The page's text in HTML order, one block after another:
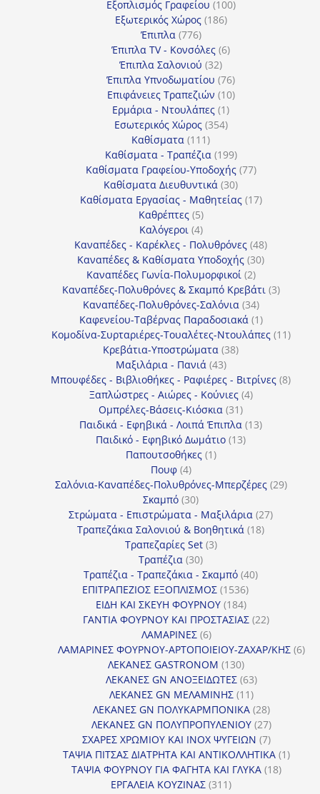
προϊόντα
Εξοπλισμός Γραφείου 100100
Εξωτερικός Χώρος 186186
Έπιπλα 776776
προϊόντα
Έπιπλα TV - Κονσόλες 66
Έπιπλα Σαλονιού 3232
προϊόντα
Έπιπλα Υπνοδωματίου 7676
προϊόντα
Επιφάνειες Τραπεζιών 1010
Ερμάρια - Ντουλάπες 11
προϊόν
Εσωτερικός Χώρος 354354
Καθίσματα 111111
προϊόντα
Καθίσματα - Τραπέζια 199199
προϊόντα
Καθίσματα Γραφείου-Υποδοχής 7777
Καθίσματα Διευθυντικά 3030
προϊόντα
Καθίσματα Εργασίας - Μαθητείας 1717
Καθρέπτες 55
προϊόντα
Καλόγεροι 44
προϊόντα
Καναπέδες - Καρέκλες - Πολυθρόνες 4848
προϊόντα
Καναπέδες & Καθίσματα Υποδοχής 3030
Καναπέδες Γωνία-Πολυμορφικοί 22
προϊόντα
Καναπέδες-Πολυθρόνες & Σκαμπό Κρεβάτι 33
Καναπέδες-Πολυθρόνες-Σαλόνια 3434
προϊόντα
Καφενείου-Ταβέρνας Παραδοσιακά 11
προϊόν
Κομοδίνα-Συρταριέρες-Τουαλέτες-Ντουλάπες 1111
Κρεβάτια-Υποστρώματα 3838
Μαξιλάρια - Πανιά 4343
προϊόντα
Μπουφέδες - Βιβλιοθήκες - Ραφιέρες - Βιτρίνες 88
Ξαπλώστρες - Αιώρες - Κούνιες 44
Ομπρέλες-Βάσεις-Κιόσκια 3131
προϊόντα
Παιδικά - Εφηβικά - Λοιπά Έπιπλα 1313
Παιδικό - Εφηβικό Δωμάτιο 1313
Παπουτσοθήκες 11
Πουφ 44
προϊόντα
Σαλόνια-Καναπέδες-Πολυθρόνες-Μπερζέρες 2929
Σκαμπό 3030
προϊόντα
Στρώματα - Επιστρώματα - Μαξιλάρια 2727
Τραπεζάκια Σαλονιού & Βοηθητικά 1818
Τραπεζαρίες Set 33
Τραπέζια 3030
προϊόντα
Τραπέζια - Τραπεζάκια - Σκαμπό 4040
ΕΠΙΤΡΑΠΕΖΙΟΣ ΕΞΟΠΛΙΣΜΟΣ 15361536
προϊόντα
ΕΙΔΗ ΚΑΙ ΣΚΕΥΗ ΦΟΥΡΝΟΥ 184184
προϊόντα
ΓΑΝΤΙΑ ΦΟΥΡΝΟΥ ΚΑΙ ΠΡΟΣΤΑΣΙΑΣ 2222
ΛΑΜΑΡΙΝΕΣ 66
προϊόντα
ΛΑΜΑΡΙΝΕΣ ΦΟΥΡΝΟΥ-ΑΡΤΟΠΟΙΕΙΟΥ-ΖΑΧΑΡ/ΚΗΣ 66
ΛΕΚΑΝΕΣ GASTRONOM 130130
προϊόντα
ΛΕΚΑΝΕΣ GN ΑΝΟΞΕΙΔΩΤΕΣ 6363
ΛΕΚΑΝΕΣ GN ΜΕΛΑΜΙΝΗΣ 1111
προϊόντα
ΛΕΚΑΝΕΣ GN ΠΟΛΥΚΑΡΜΠΟΝΙΚΑ 2828
προϊόντα
ΛΕΚΑΝΕΣ GN ΠΟΛΥΠΡΟΠΥΛΕΝΙΟΥ 2727
προϊόντα
ΣΧΑΡΕΣ ΧΡΩΜΙΟΥ ΚΑΙ INOX ΨΥΓΕΙΩΝ 77
προϊόντα
ΤΑΨΙΑ ΠΙΤΣΑΣ ΔΙΑΤΡΗΤΑ ΚΑΙ ΑΝΤΙΚΟΛΛΗΤΙΚΑ 11
ΤΑΨΙΑ ΦΟΥΡΝΟΥ ΓΙΑ ΦΑΓΗΤΑ ΚΑΙ ΓΛΥΚΑ 1818
ΕΡΓΑΛΕΙΑ ΚΟΥΖΙΝΑΣ 311311